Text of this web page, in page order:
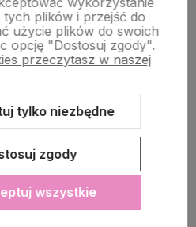
plików i przejść do
użycie plików do swoich
opcję "Dostosuj zgody".
przeczytasz w naszej
tylko niezbędne
zgody
wszystkie